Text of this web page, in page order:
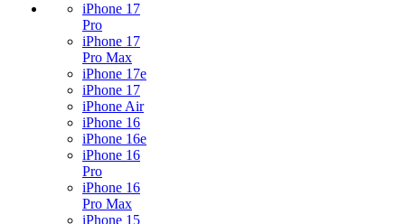
iPhone 17
Pro
iPhone 17
Pro Max
iPhone 17e
iPhone 17
iPhone Air
iPhone 16
iPhone 16e
iPhone 16
Pro
iPhone 16
Pro Max
iPhone 15